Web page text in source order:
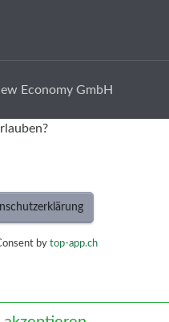
Economy GmbH
by top-app.ch